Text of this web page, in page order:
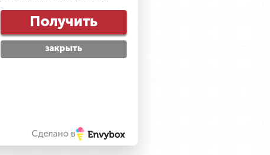
Получить
закрыть
Сделано в